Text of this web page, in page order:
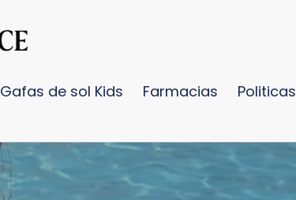
Gafas de sol Kids Farmacias Politicas